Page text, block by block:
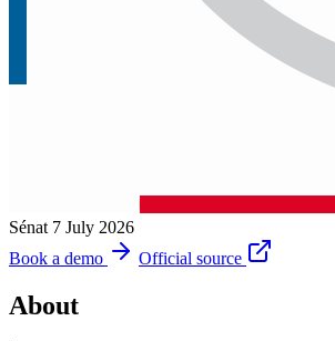
Sénat 7 July 2026
Book a demo
Official source
About